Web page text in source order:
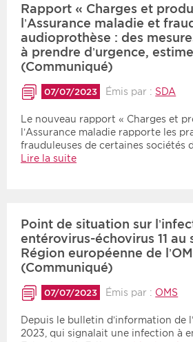
Rapport « Charges et
l’Assurance maladie et
audioprothèse : des
à prendre d’urgence,
(Communiqué)
07/07/2023 Émis par : SDA
Le nouveau rapport « Charges et
l’Assurance maladie rapporte les
frauduleuses de certaines sociétés
Lire la suite
Point de situation sur
entérovirus-échovirus 11 au
Région européenne de
(Communiqué)
07/07/2023 Émis par : OMS
Depuis le bulletin d’information de
2023, qui signalait une infection à